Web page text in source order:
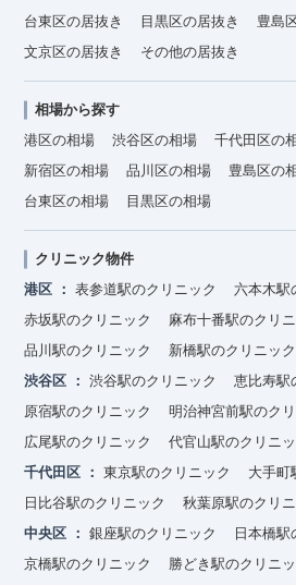
台東区の居抜き
目黒区の居抜き
豊島
文京区の居抜き
その他の居抜き
相場から探す
港区の相場
渋谷区の相場 千代田区の
新宿区の相場
品川区の相場 豊島区の
台東区の相場
目黒区の相場
クリニック物件
港区
表参道駅のクリニック
六本木駅
赤坂駅のクリニック
麻布十番駅のクリ
品川駅のクリニック
新橋駅のクリニック
渋谷区
渋谷駅のクリニック
恵比寿駅
原宿駅のクリニック
明治神宮前駅のク
広尾駅のクリニック
代官山駅のクリニ
千代田区
東京駅のクリニック
大手町
日比谷駅のクリニック
秋葉原駅のクリ
中央区
銀座駅のクリニック
日本橋駅
京橋駅のクリニック
勝どき駅のクリニ